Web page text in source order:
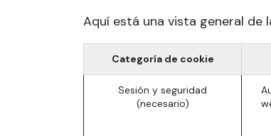
Aquí está una vista general de
Categoría de cookie
Sesión y seguridad
(necesario)